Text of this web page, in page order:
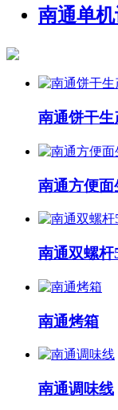
南通单
南通饼干生
南通方便面
南通双螺
南通烤箱
南通调味线